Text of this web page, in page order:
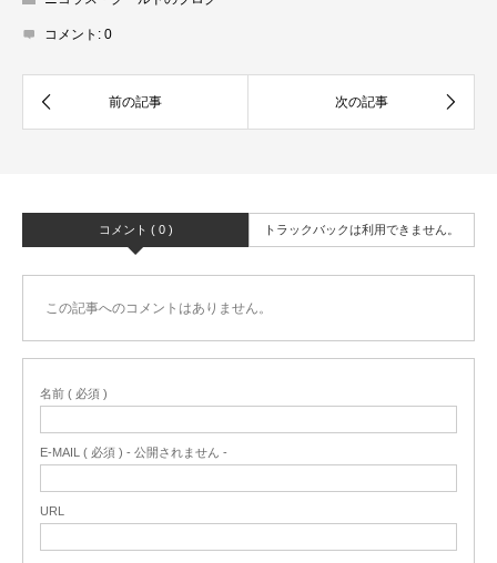
コメント: 0
コメント ( 0 ) トラックバックは利用できません。
この記事へのコメントはありません。
名前 ( 必須 )
E-MAIL ( 必須 ) - 公開されません -
URL